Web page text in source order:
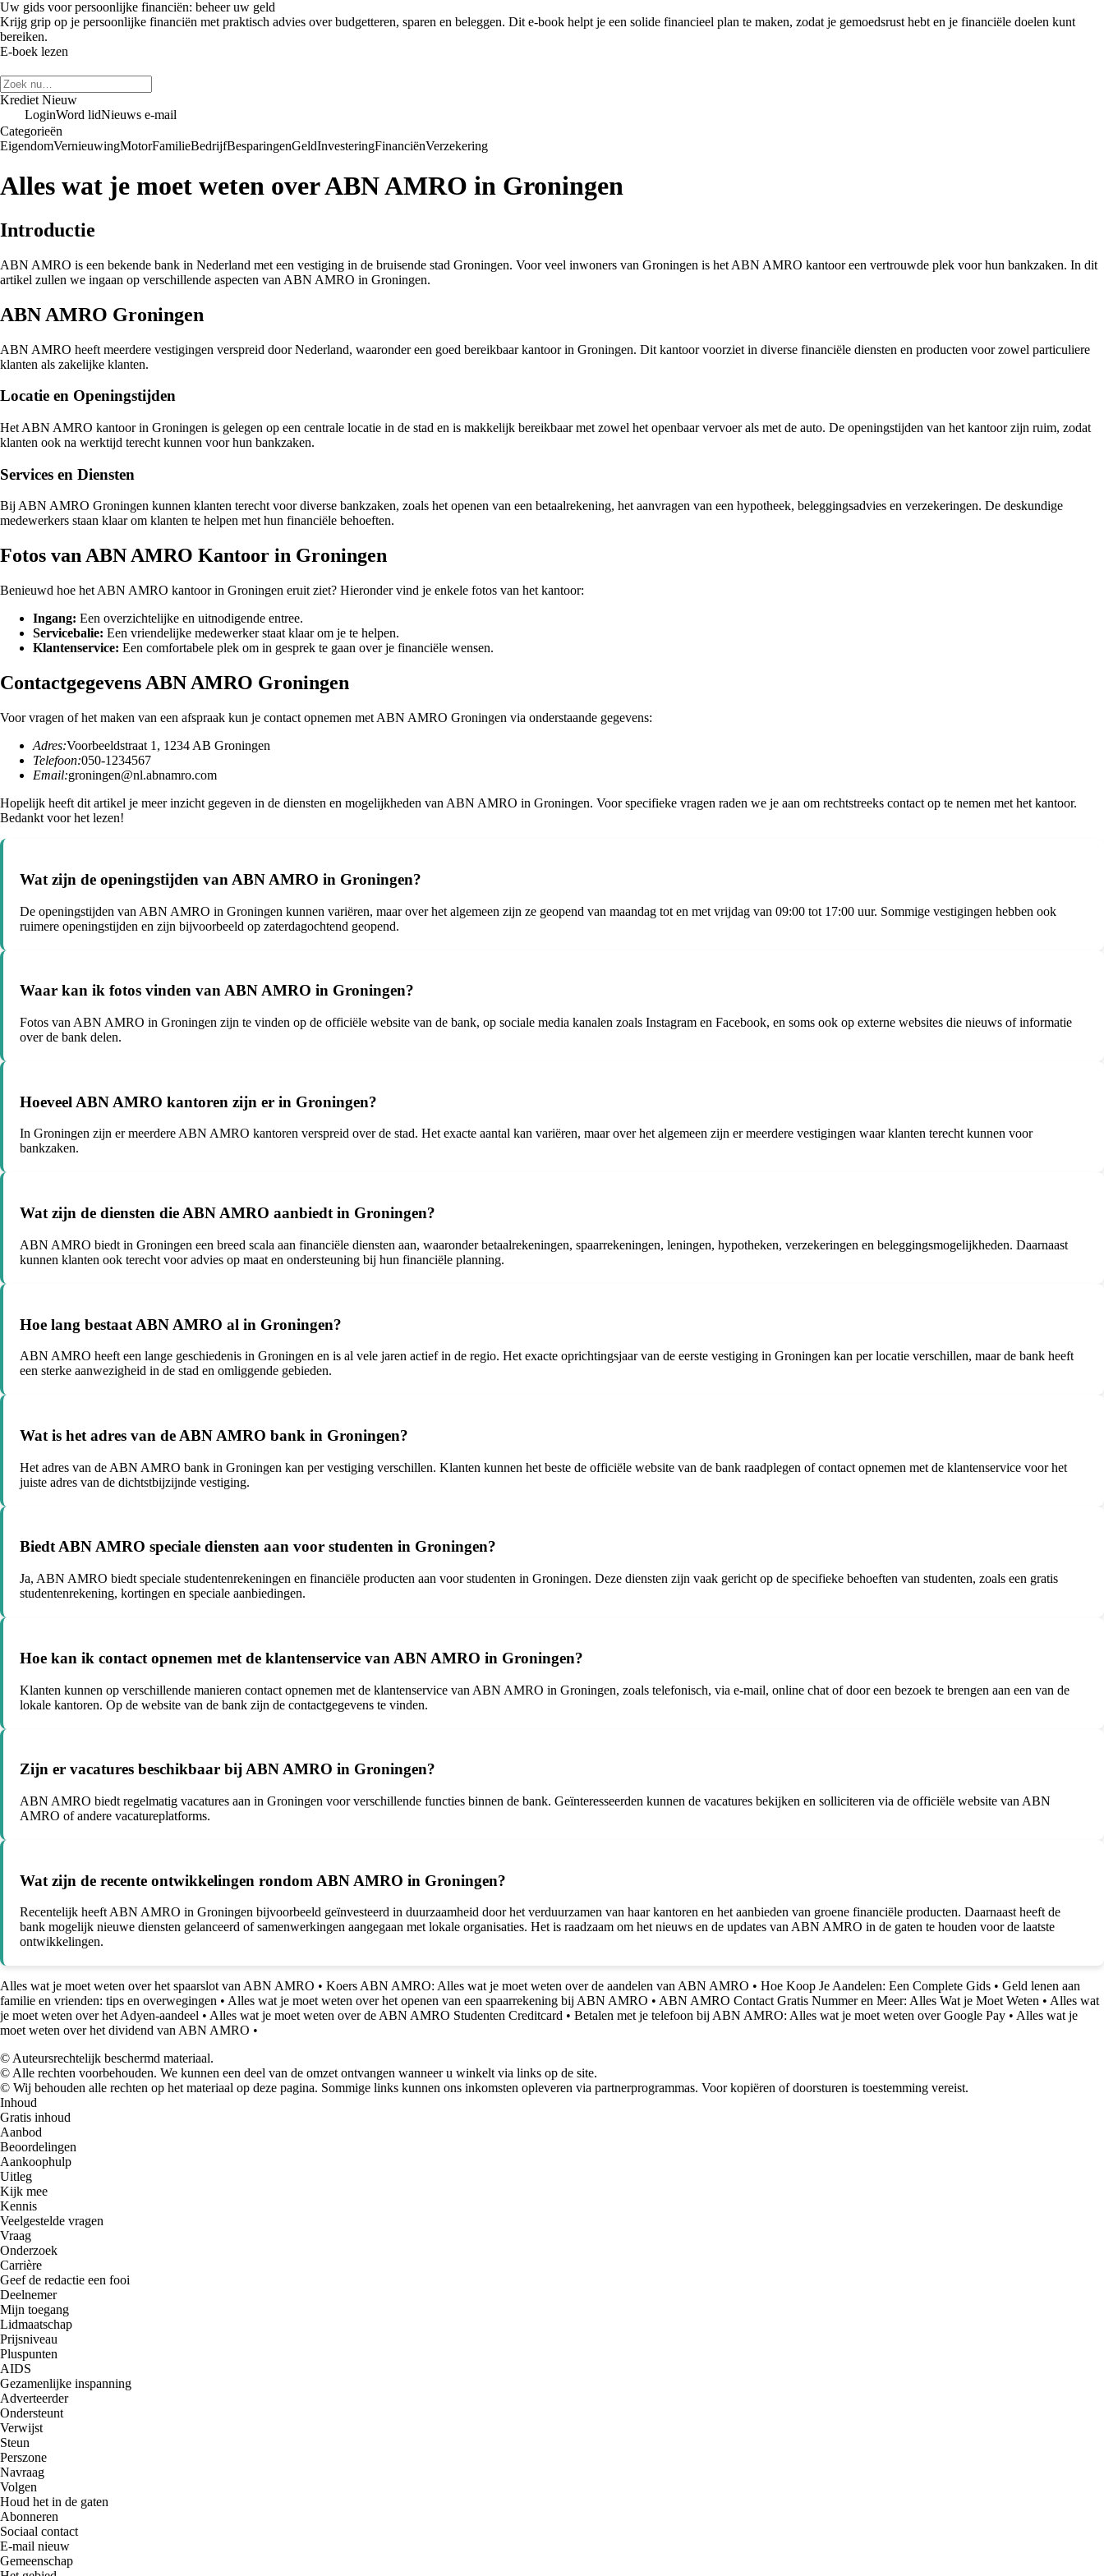
Uw gids voor persoonlijke financiën: beheer uw geld
Krijg grip op je persoonlijke financiën met praktisch advies over budgetteren, sparen en beleggen. Dit e-book helpt je een solide financieel plan te maken, zodat je gemoedsrust hebt en je financiële doelen kunt
bereiken.
E-boek lezen
Krediet Nieuw
LoginWord lidNieuws e-mail
Categorieën
EigendomVernieuwingMotorFamilieBedrijfBesparingenGeldInvesteringFinanciënVerzekering
Alles wat je moet weten over ABN AMRO in Groningen
Introductie
ABN AMRO is een bekende bank in Nederland met een vestiging in de bruisende stad Groningen. Voor veel inwoners van Groningen is het ABN AMRO kantoor een vertrouwde plek voor hun bankzaken. In dit
artikel zullen we ingaan op verschillende aspecten van ABN AMRO in Groningen.
ABN AMRO Groningen
ABN AMRO heeft meerdere vestigingen verspreid door Nederland, waaronder een goed bereikbaar kantoor in Groningen. Dit kantoor voorziet in diverse financiële diensten en producten voor zowel particuliere
klanten als zakelijke klanten.
Locatie en Openingstijden
Het ABN AMRO kantoor in Groningen is gelegen op een centrale locatie in de stad en is makkelijk bereikbaar met zowel het openbaar vervoer als met de auto. De openingstijden van het kantoor zijn ruim, zodat
klanten ook na werktijd terecht kunnen voor hun bankzaken.
Services en Diensten
Bij ABN AMRO Groningen kunnen klanten terecht voor diverse bankzaken, zoals het openen van een betaalrekening, het aanvragen van een hypotheek, beleggingsadvies en verzekeringen. De deskundige
medewerkers staan klaar om klanten te helpen met hun financiële behoeften.
Fotos van ABN AMRO Kantoor in Groningen
Benieuwd hoe het ABN AMRO kantoor in Groningen eruit ziet? Hieronder vind je enkele fotos van het kantoor:
Ingang: Een overzichtelijke en uitnodigende entree.
Servicebalie: Een vriendelijke medewerker staat klaar om je te helpen.
Klantenservice: Een comfortabele plek om in gesprek te gaan over je financiële wensen.
Contactgegevens ABN AMRO Groningen
Voor vragen of het maken van een afspraak kun je contact opnemen met ABN AMRO Groningen via onderstaande gegevens:
Adres:Voorbeeldstraat 1, 1234 AB Groningen
Telefoon:050-1234567
Email:groningen@nl.abnamro.com
Hopelijk heeft dit artikel je meer inzicht gegeven in de diensten en mogelijkheden van ABN AMRO in Groningen. Voor specifieke vragen raden we je aan om rechtstreeks contact op te nemen met het kantoor.
Bedankt voor het lezen!
Wat zijn de openingstijden van ABN AMRO in Groningen?
De openingstijden van ABN AMRO in Groningen kunnen variëren, maar over het algemeen zijn ze geopend van maandag tot en met vrijdag van 09:00 tot 17:00 uur. Sommige vestigingen hebben ook
ruimere openingstijden en zijn bijvoorbeeld op zaterdagochtend geopend.
Waar kan ik fotos vinden van ABN AMRO in Groningen?
Fotos van ABN AMRO in Groningen zijn te vinden op de officiële website van de bank, op sociale media kanalen zoals Instagram en Facebook, en soms ook op externe websites die nieuws of informatie
over de bank delen.
Hoeveel ABN AMRO kantoren zijn er in Groningen?
In Groningen zijn er meerdere ABN AMRO kantoren verspreid over de stad. Het exacte aantal kan variëren, maar over het algemeen zijn er meerdere vestigingen waar klanten terecht kunnen voor
bankzaken.
Wat zijn de diensten die ABN AMRO aanbiedt in Groningen?
ABN AMRO biedt in Groningen een breed scala aan financiële diensten aan, waaronder betaalrekeningen, spaarrekeningen, leningen, hypotheken, verzekeringen en beleggingsmogelijkheden. Daarnaast
kunnen klanten ook terecht voor advies op maat en ondersteuning bij hun financiële planning.
Hoe lang bestaat ABN AMRO al in Groningen?
ABN AMRO heeft een lange geschiedenis in Groningen en is al vele jaren actief in de regio. Het exacte oprichtingsjaar van de eerste vestiging in Groningen kan per locatie verschillen, maar de bank heeft
een sterke aanwezigheid in de stad en omliggende gebieden.
Wat is het adres van de ABN AMRO bank in Groningen?
Het adres van de ABN AMRO bank in Groningen kan per vestiging verschillen. Klanten kunnen het beste de officiële website van de bank raadplegen of contact opnemen met de klantenservice voor het
juiste adres van de dichtstbijzijnde vestiging.
Biedt ABN AMRO speciale diensten aan voor studenten in Groningen?
Ja, ABN AMRO biedt speciale studentenrekeningen en financiële producten aan voor studenten in Groningen. Deze diensten zijn vaak gericht op de specifieke behoeften van studenten, zoals een gratis
studentenrekening, kortingen en speciale aanbiedingen.
Hoe kan ik contact opnemen met de klantenservice van ABN AMRO in Groningen?
Klanten kunnen op verschillende manieren contact opnemen met de klantenservice van ABN AMRO in Groningen, zoals telefonisch, via e-mail, online chat of door een bezoek te brengen aan een van de
lokale kantoren. Op de website van de bank zijn de contactgegevens te vinden.
Zijn er vacatures beschikbaar bij ABN AMRO in Groningen?
ABN AMRO biedt regelmatig vacatures aan in Groningen voor verschillende functies binnen de bank. Geïnteresseerden kunnen de vacatures bekijken en solliciteren via de officiële website van ABN
AMRO of andere vacatureplatforms.
Wat zijn de recente ontwikkelingen rondom ABN AMRO in Groningen?
Recentelijk heeft ABN AMRO in Groningen bijvoorbeeld geïnvesteerd in duurzaamheid door het verduurzamen van haar kantoren en het aanbieden van groene financiële producten. Daarnaast heeft de
bank mogelijk nieuwe diensten gelanceerd of samenwerkingen aangegaan met lokale organisaties. Het is raadzaam om het nieuws en de updates van ABN AMRO in de gaten te houden voor de laatste
ontwikkelingen.
Alles wat je moet weten over het spaarslot van ABN AMRO • Koers ABN AMRO: Alles wat je moet weten over de aandelen van ABN AMRO • Hoe Koop Je Aandelen: Een Complete Gids • Geld lenen aan
familie en vrienden: tips en overwegingen • Alles wat je moet weten over het openen van een spaarrekening bij ABN AMRO • ABN AMRO Contact Gratis Nummer en Meer: Alles Wat je Moet Weten • Alles wat
je moet weten over het Adyen-aandeel • Alles wat je moet weten over de ABN AMRO Studenten Creditcard • Betalen met je telefoon bij ABN AMRO: Alles wat je moet weten over Google Pay • Alles wat je
moet weten over het dividend van ABN AMRO •
© Auteursrechtelijk beschermd materiaal.
© Alle rechten voorbehouden. We kunnen een deel van de omzet ontvangen wanneer u winkelt via links op de site.
© Wij behouden alle rechten op het materiaal op deze pagina. Sommige links kunnen ons inkomsten opleveren via partnerprogrammas. Voor kopiëren of doorsturen is toestemming vereist.
Inhoud
Gratis inhoud
Aanbod
Beoordelingen
Aankoophulp
Uitleg
Kijk mee
Kennis
Veelgestelde vragen
Vraag
Onderzoek
Carrière
Geef de redactie een fooi
Deelnemer
Mijn toegang
Lidmaatschap
Prijsniveau
Pluspunten
AIDS
Gezamenlijke inspanning
Adverteerder
Ondersteunt
Verwijst
Steun
Perszone
Navraag
Volgen
Houd het in de gaten
Abonneren
Sociaal contact
E-mail nieuw
Gemeenschap